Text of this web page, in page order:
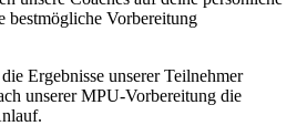
bestmögliche Vorbereitung
Ergebnisse unserer Teilnehmer
unserer MPU-Vorbereitung die